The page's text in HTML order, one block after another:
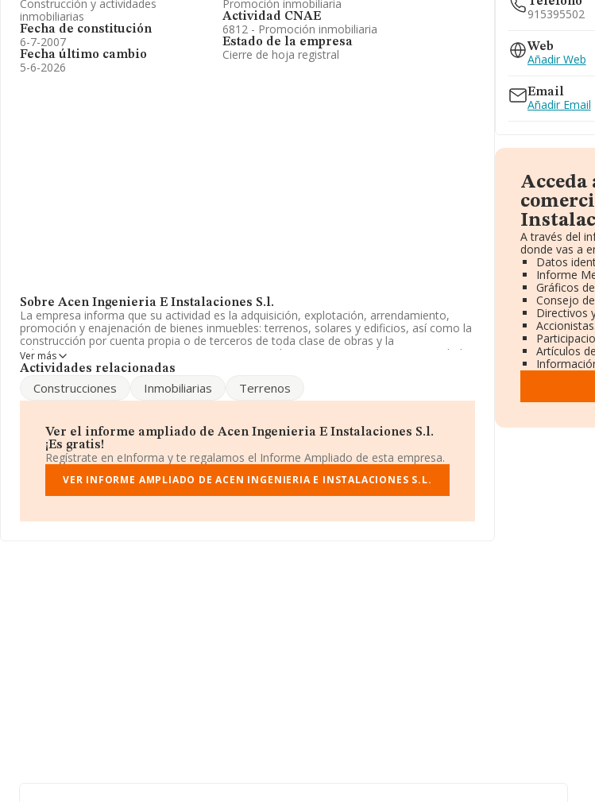
Construcción y actividades
inmobiliarias
Fecha de constitución
6-7-2007
Fecha último cambio
5-6-2026
Promoción inmobiliaria
Actividad CNAE
6812 - Promoción inmobiliaria
Estado de la empresa
Cierre de hoja registral
Sobre Acen Ingenieria E Instalaciones S.l.
La empresa informa que su actividad es la adquisición, explotación, arrendamiento,
promoción y enajenación de bienes inmuebles: terrenos, solares y edificios, así como la
construcción por cuenta propia o de terceros de toda clase de obras y la
subcontratacion. La empresa aparece inscrita en el Registro Mercantil como Sociedad
Limitada. Su actividad CNAE es '%cnae%' con código 6812. La sociedad no tiene
Su teléfono es 915395502.
La sociedad Acen Ingeniería e Instalaciones S.L, B85093375, está situada en Calle
Vizcaya núm. 8 1 A, (28045), en el municipio de Madrid, Madrid.
En relación con el sector y disponiendo de los datos de hasta 231.218 empresas, en el
ámbito nacional la facturación alcanza la cifra de 29.817 millones de euros y la media de
facturación de ventas entre todas las compañías alcanza los 128 mil euros. Teniendo en
empresas, cuyas ventas han obtenido los 14.368 millones de euros. Por último, con el
Ver más
Actividades relacionadas
Construcciones Inmobiliarias Terrenos
Ver el informe ampliado de Acen Ingenieria E Instalaciones S.l.
¡Es gratis!
Regístrate en eInforma y te regalamos el Informe Ampliado de esta empresa.
VER INFORME AMPLIADO DE ACEN INGENIERIA E INSTALACIONES S.L.
915395502
Web
Añadir Web
Email
Añadir Email
A través del
donde vas a
Datos
Informe
Gráficos
Consejo
Directivos
Accionistas.
Artículos